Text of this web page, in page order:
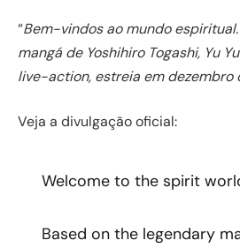
“Bem-vindos ao mundo
mangá de Yoshihiro Togashi, Yu
live-action, estreia em dezembro
Veja a divulgação oficial:
Welcome to the spirit
Based on the legendary